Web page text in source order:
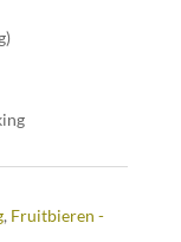
, Fruitbieren -